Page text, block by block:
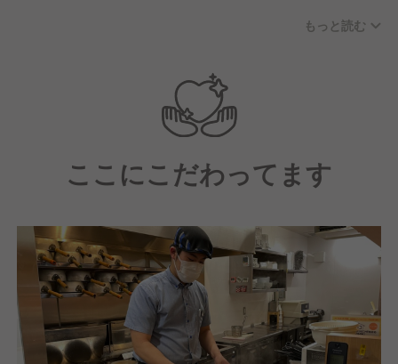
体ではかなりの人数になりますが、そんな賑やかメン
お休みなど今後もっと働きやすい環境を整備するべ
く、現在働き方改革に取り組んでいます！
もっと読む
ここにこだわってます